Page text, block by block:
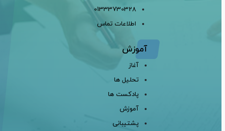
01333730328
اطلاعات تماس
آموزش
آغاز
تحلیل ها
پادکست ها
آموزش
پشتیبانی